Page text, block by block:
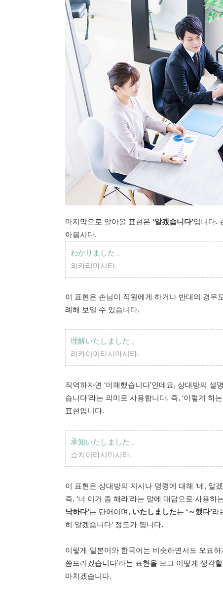
마지막으로 알아볼 표현은 ‘알겠습니다’입니다.
아봅시다.
わかりました 。
와카리마시타.
이 표현은 손님이 직원에게 하거나 반대의 경우
례해 보일 수 있습니다.
理解いたしました 。
리카이이타시마시타.
직역하자면 ‘이해했습니다’인데요, 상대방의 설
습니다’라는 의미로 사용합니다. 즉, ‘이렇게 하
표현입니다.
承知いたしました 。
쇼치이타시마시타.
이 표현은 상대방의 지시나 명령에 대해 ‘네, 알
즉, ‘너 이거 좀 해라’라는 말에 대답으로 사용하
낙하다’는 단어이며, いたしました는 ‘～했다’라
히 알겠습니다’ 정도가 됩니다.
이렇게 일본어와 한국어는 비슷하면서도 오묘
씀드리겠습니다’라는 표현을 보고 어떻게 생각
마치겠습니다.